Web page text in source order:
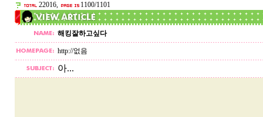
22016, 1100/1101
해킹잘하고싶다
http://없음
아...